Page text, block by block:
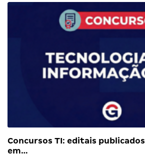
Concursos TI: editais
em…